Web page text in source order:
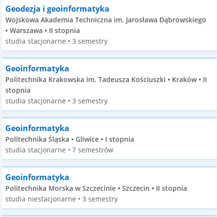
Geodezja i geoinformatyka
Wojskowa Akademia Techniczna im. Jarosława Dąbrowskiego
• Warszawa • II stopnia
studia stacjonarne • 3 semestry
Geoinformatyka
Politechnika Krakowska im. Tadeusza Kościuszki • Kraków • II
stopnia
studia stacjonarne • 3 semestry
Geoinformatyka
Politechnika Śląska • Gliwice • I stopnia
studia stacjonarne • 7 semestrów
Geoinformatyka
Politechnika Morska w Szczecinie • Szczecin • II stopnia
studia niestacjonarne • 3 semestry